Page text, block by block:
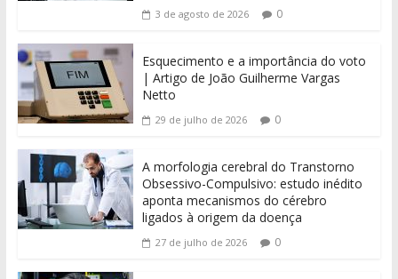
3 de agosto de 2026 0
Esquecimento e a importância do voto
| Artigo de João Guilherme Vargas
Netto
29 de julho de 2026 0
A morfologia cerebral do Transtorno
Obsessivo-Compulsivo: estudo inédito
aponta mecanismos do cérebro
ligados à origem da doença
27 de julho de 2026 0